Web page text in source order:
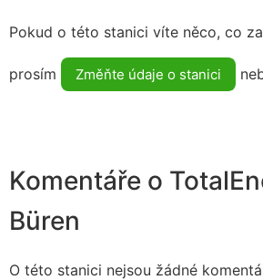
Pokud o této stanici víte něco, co
prosím Změňte údaje o stanici
Komentáře o
Büren
O této stanici nejsou žádné